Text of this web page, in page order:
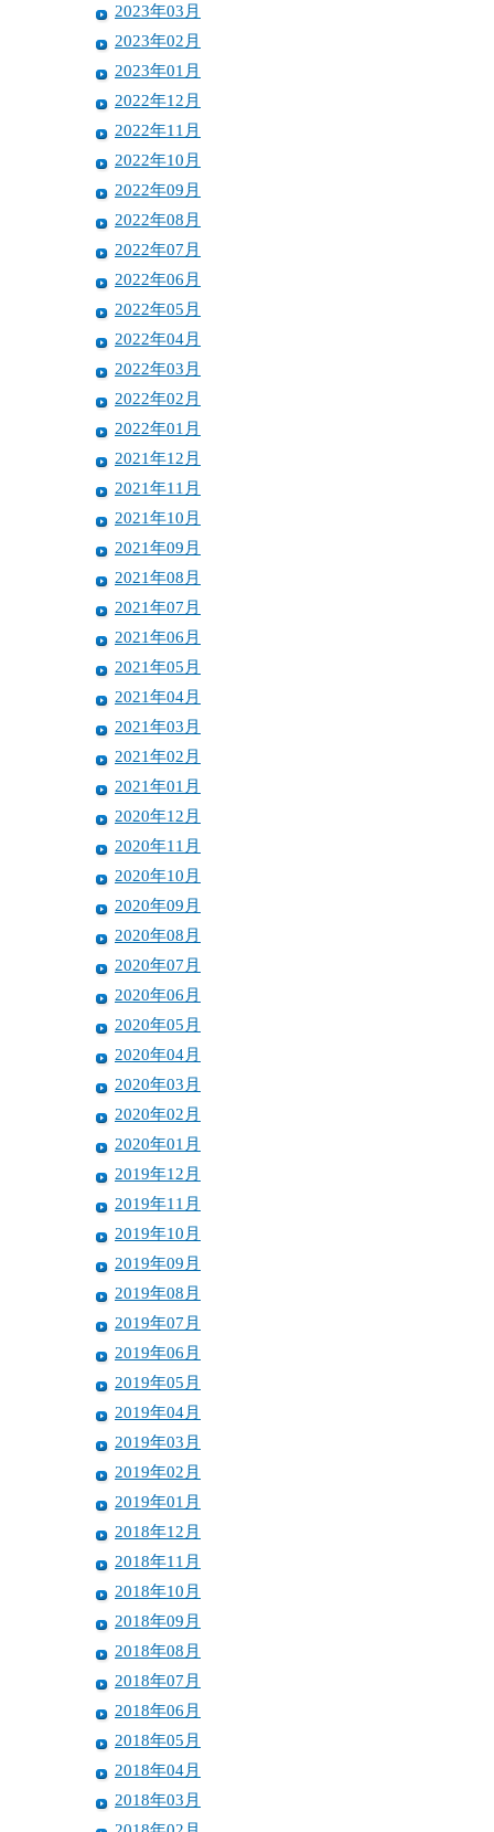
2023年03月
2023年02月
2023年01月
2022年12月
2022年11月
2022年10月
2022年09月
2022年08月
2022年07月
2022年06月
2022年05月
2022年04月
2022年03月
2022年02月
2022年01月
2021年12月
2021年11月
2021年10月
2021年09月
2021年08月
2021年07月
2021年06月
2021年05月
2021年04月
2021年03月
2021年02月
2021年01月
2020年12月
2020年11月
2020年10月
2020年09月
2020年08月
2020年07月
2020年06月
2020年05月
2020年04月
2020年03月
2020年02月
2020年01月
2019年12月
2019年11月
2019年10月
2019年09月
2019年08月
2019年07月
2019年06月
2019年05月
2019年04月
2019年03月
2019年02月
2019年01月
2018年12月
2018年11月
2018年10月
2018年09月
2018年08月
2018年07月
2018年06月
2018年05月
2018年04月
2018年03月